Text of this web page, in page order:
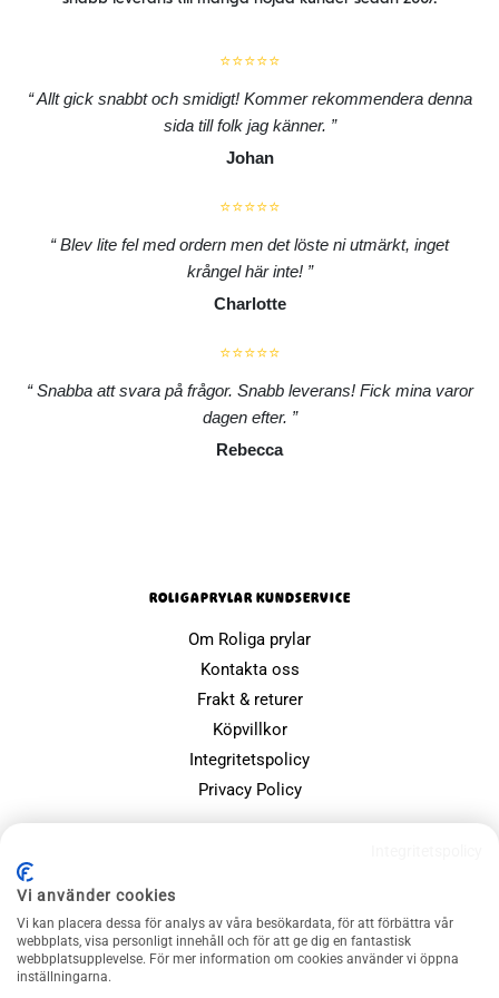
⭐⭐⭐⭐⭐
Allt gick snabbt och smidigt! Kommer rekommendera denna
sida till folk jag känner.
Johan
⭐⭐⭐⭐⭐
Blev lite fel med ordern men det löste ni utmärkt, inget
krångel här inte!
Charlotte
⭐⭐⭐⭐⭐
Snabba att svara på frågor. Snabb leverans! Fick mina varor
dagen efter.
Rebecca
ROLIGAPRYLAR KUNDSERVICE
Om Roliga prylar
Kontakta oss
Frakt & returer
Köpvillkor
Integritetspolicy
Privacy Policy
Julklappsspelet
Merchandise
Vi använder cookies
Vi kan placera dessa för analys av våra besökardata, för att förbättra vår
webbplats, visa personligt innehåll och för att ge dig en fantastisk
webbplatsupplevelse. För mer information om cookies använder vi öppna
inställningarna.